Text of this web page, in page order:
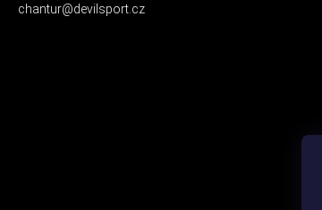
chantur@devilsport.cz